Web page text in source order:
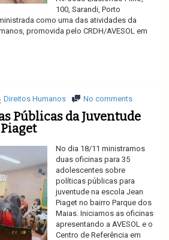
100, Sarandi, Porto
como uma das atividades da
promovida pelo CRDH/AVESOL em
Direitos Humanos No comments
Públicas da Juventude
No dia 18/11 ministramos
duas oficinas para 35
adolescentes sobre
políticas públicas para
juventude na escola Jean
Piaget no bairro Parque dos
Maias. Iniciamos as oficinas
apresentando a AVESOL e o
Centro de Referência em